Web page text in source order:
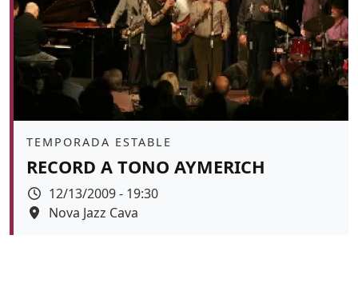
Àmbit
TEMPORADA ESTABLE
RECORD A TONO AYMERICH
Data
12/13/2009 - 19:30
Espai
Nova Jazz Cava